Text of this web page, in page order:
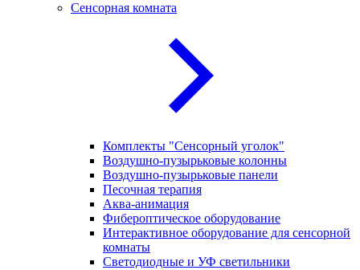
Сенсорная комната
Комплекты "Сенсорный уголок"
Воздушно-пузырьковые колонны
Воздушно-пузырьковые панели
Песочная терапия
Аква-анимация
Фибероптическое оборудование
Интерактивное оборудование для сенсорной
комнаты
Светодиодные и УФ светильники